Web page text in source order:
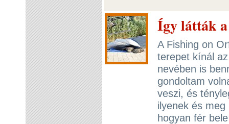
Így látták
A Fishing on
terepet kínál
nevében is
gondoltam
veszi, és
ilyenek és
hogyan fér